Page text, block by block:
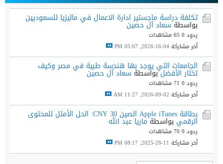
تكلفة دراسة ماجستير ادارة الاعمال في ماليزيا للسعوديين
بواسطةسعاد آل حصين
ردود 0
65 مشاهدات
آخر مشاركة04-16-2026, 05:07 PM
الجامعات التي يوجد بها هندسة طبية في مصر وكيف
تختار الأفضلبواسطة سعاد آل حصين
ردود 0
71 مشاهدات
آخر مشاركة 02-09-2026, 11:27 AM
بطاقة Apple iTunes الصين 30 CNY: الحل الأمثل للمحتوى
الرقمي بواسطةماريا عبد الله
ردود 0
70 مشاهدات
آخر مشاركة 11-28-2025, 08:17 PM